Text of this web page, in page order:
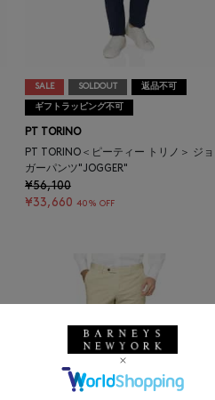
SALE SOLDOUT 返品不可
ギフトラッピング不可
PT TORINO
PT TORINO＜ピーティー トリノ＞ ジョ
ガーパンツ"JOGGER"
¥56,100
¥33,660 40% OFF